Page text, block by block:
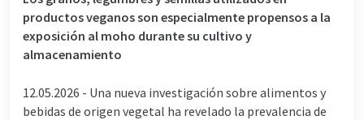
productos veganos son especialmente propensos a la
exposición al moho durante su cultivo y
almacenamiento
12.05.2026 - Una nueva investigación sobre alimentos y
bebidas de origen vegetal ha revelado la prevalencia de